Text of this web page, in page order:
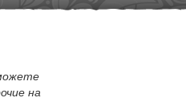
на